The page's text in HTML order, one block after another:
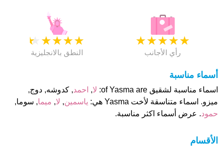
★
★
★
★
★
النطق بالانجليزية
★
★
★
★
★
رأي الأجانب
أسماء مناسبة
اسماء مناسبة لشقيق of Yasma are: لا, احمد, كدوشه, دوج,
ميزو. اسماء متناسقة لأخت Yasma هي:
ياسمين, لا, ميما, سوما,
حمود. عرض أسماء اكثر مناسبة.
الأقسام